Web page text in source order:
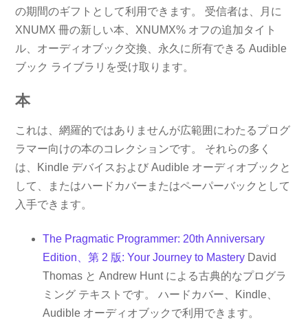
の期間のギフトとして利用できます。 受信者は、月に
XNUMX 冊の新しい本、XNUMX% オフの追加タイト
ル、オーディオブック交換、永久に所有できる Audible
ブック ライブラリを受け取ります。
本
これは、網羅的ではありませんが広範囲にわたるプログ
ラマー向けの本のコレクションです。 それらの多く
は、Kindle デバイスおよび Audible オーディオブックと
して、またはハードカバーまたはペーパーバックとして
入手できます。
The Pragmatic Programmer: 20th Anniversary
Edition、第 2 版: Your Journey to Mastery David
Thomas と Andrew Hunt による古典的なプログラ
ミング テキストです。 ハードカバー、Kindle、
Audible オーディオブックで利用できます。